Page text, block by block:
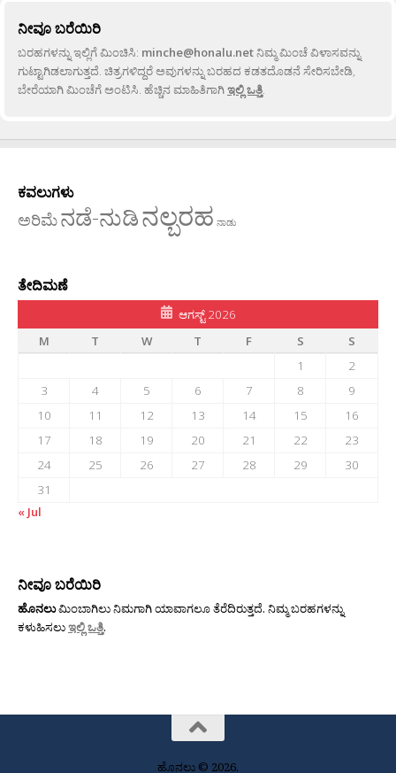
ನೀವೂ ಬರೆಯಿರಿ
ಬರಹಗಳನ್ನು ಇಲ್ಲಿಗೆ ಮಿಂಚಿಸಿ: minche@honalu.netನಿಮ್ಮ ಮಿಂಚೆ ವಿಳಾಸವನ್ನು
ಗುಟ್ಟಾಗಿಡಲಾಗುತ್ತದೆ. ಚಿತ್ರಗಳಿದ್ದರೆ ಅವುಗಳನ್ನು ಬರಹದ ಕಡತದೊಡನೆ ಸೇರಿಸಬೇಡಿ,
ಬೇರೆಯಾಗಿ ಮಿಂಚೆಗೆ ಅಂಟಿಸಿ. ಹೆಚ್ಚಿನ ಮಾಹಿತಿಗಾಗಿಇಲ್ಲಿ ಒತ್ತಿ.
ಕವಲುಗಳು
ಅರಿಮೆನಡೆ-ನುಡಿನಲ್ಬರಹ ನಾಡು
ತೇದಿಮಣೆ
ಆಗಸ್ಟ್ 2026
M
T W T F S
S
1
2
3
4 5 6 7 8
9
10
11 12 13 14 15
16
17
18 19 20 21 22
23
24
25 26 27 28 29
30
31
« Jul
ನೀವೂ ಬರೆಯಿರಿ
ಹೊನಲುಮಿಂಬಾಗಿಲು ನಿಮಗಾಗಿ ಯಾವಾಗಲೂ ತೆರೆದಿರುತ್ತದೆ. ನಿಮ್ಮ ಬರಹಗಳನ್ನು
ಕಳುಹಿಸಲುಇಲ್ಲಿ ಒತ್ತಿ.
ಹೊನಲು © 2026.